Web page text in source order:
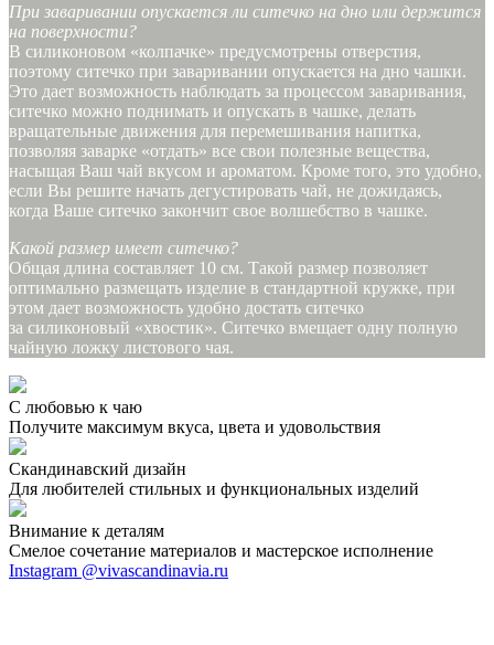
При заваривании опускается ли ситечко на дно или держится
на поверхности?
В силиконовом «колпачке» предусмотрены отверстия,
поэтому ситечко при заваривании опускается на дно чашки.
Это дает возможность наблюдать за процессом заваривания,
ситечко можно поднимать и опускать в чашке, делать
вращательные движения для перемешивания напитка,
позволяя заварке «отдать» все свои полезные вещества,
насыщая Ваш чай вкусом и ароматом. Кроме того, это удобно,
если Вы решите начать дегустировать чай, не дожидаясь,
когда Ваше ситечко закончит свое волшебство в чашке.
Какой размер имеет ситечко?
Общая длина составляет 10 см. Такой размер позволяет
оптимально размещать изделие в стандартной кружке, при
этом дает возможность удобно достать ситечко
за силиконовый «хвостик». Ситечко вмещает одну полную
чайную ложку листового чая.
С любовью к чаю
Получите максимум вкуса, цвета и удовольствия
Скандинавский дизайн
Для любителей стильных и функциональных изделий
Внимание к деталям
Смелое сочетание материалов и мастерское исполнение
Instagram @vivascandinavia.ru